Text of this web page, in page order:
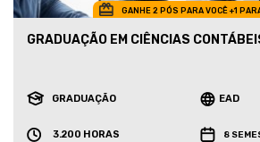
GANHE 2 PÓS PARA VOCÊ +1
GRADUAÇÃO EM CIÊNCIAS
GRADUAÇÃO EAD
3.200 HORAS 8